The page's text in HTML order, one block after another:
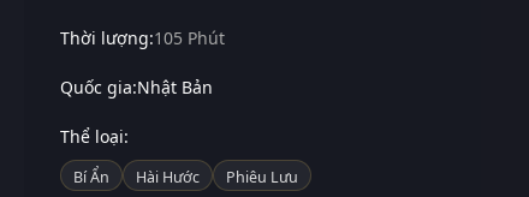
Thời lượng:105 Phút
Quốc gia:Nhật Bản
Thể loại:
Bí Ẩn Hài Hước Phiêu Lưu